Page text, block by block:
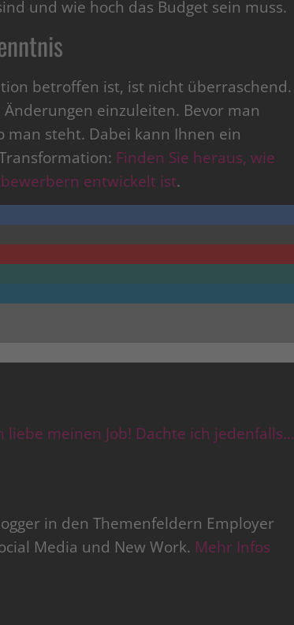
und wie hoch das Budget sein muss.
betroffen ist, ist nicht überraschend.
einzuleiten. Bevor man
man steht. Dabei kann Ihnen ein
Finden Sie heraus, wie
entwickelt ist.
liebe meinen Job! Dachte ich jedenfalls…
in den Themenfeldern Employer
Media und New Work. Mehr Infos